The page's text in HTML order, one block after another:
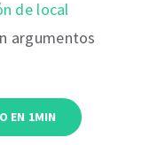
de local
argumentos
EN 1MIN